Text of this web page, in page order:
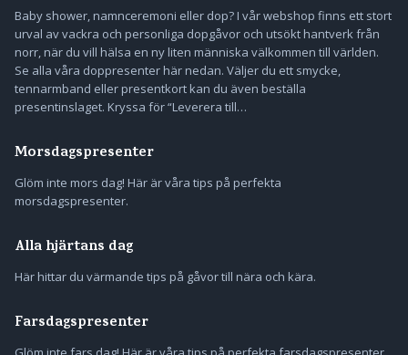
Baby shower, namnceremoni eller dop? I vår webshop finns ett stort
urval av vackra och personliga dopgåvor och utsökt hantverk från
norr, när du vill hälsa en ny liten människa välkommen till världen.
Se alla våra doppresenter här nedan. Väljer du ett smycke,
tennarmband eller presentkort kan du även beställa
presentinslaget. Kryssa för “Leverera till…
Morsdagspresenter
Glöm inte mors dag! Här är våra tips på perfekta
morsdagspresenter.
Alla hjärtans dag
Här hittar du värmande tips på gåvor till nära och kära.
Farsdagspresenter